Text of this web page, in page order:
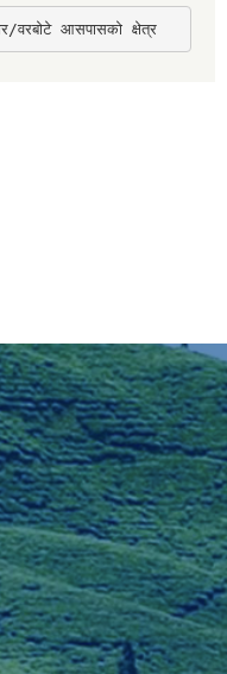
वरबोटे आसपासको क्षेत्र